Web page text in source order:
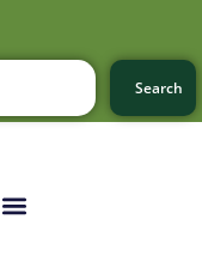
Search